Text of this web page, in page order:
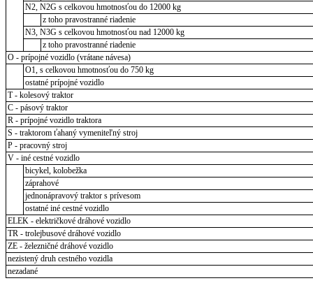
N2, N2G s celkovou hmotnosťou do 12000 kg
z toho pravostranné riadenie
N3, N3G s celkovou hmotnosťou nad 12000 kg
z toho pravostranné riadenie
O - prípojné vozidlo (vrátane návesa)
O1, s celkovou hmotnosťou do 750 kg
ostatné prípojné vozidlo
T - kolesový traktor
C - pásový traktor
R - prípojné vozidlo traktora
S - traktorom ťahaný vymeniteľný stroj
P - pracovný stroj
V - iné cestné vozidlo
bicykel, kolobežka
záprahové
jednonápravový traktor s prívesom
ostatné iné cestné vozidlo
ELEK - električkové dráhové vozidlo
TR - trolejbusové dráhové vozidlo
ZE - železničné dráhové vozidlo
nezistený druh cestného vozidla
nezadané